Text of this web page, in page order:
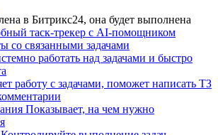
в Битрикс24, она будет выполнена
таск-трекер с AI-помощником
со связанными задачами
работать над задачами и быстро
работу с задачами, поможет написать ТЗ
Показывает, на чем нужно